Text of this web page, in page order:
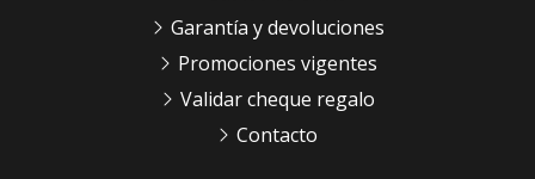
Garantía y devoluciones
Promociones vigentes
Validar cheque regalo
Contacto